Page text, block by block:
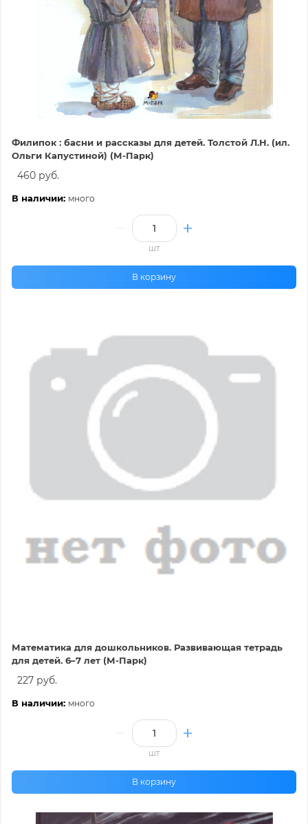
Филипок : басни и рассказы для детей. Толстой Л.Н. (ил.
Ольги Капустиной) (М-Парк)
460 руб.
В наличии: много
шт
В корзину
Математика для дошкольников. Развивающая тетрадь
для детей. 6–7 лет (М-Парк)
227 руб.
В наличии: много
шт
В корзину